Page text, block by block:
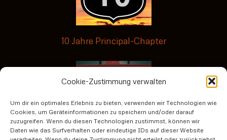
Cookie-Zustimmung verwalten
Um dir ein optimales Erlebnis zu bieten, verwenden wir Technologien wie
Cookies, um Geräteinformationen zu speichern und/oder darauf
zuzugreifen. Wenn du diesen Technologien zustimmst, können wir
Daten wie das Surfverhalten oder eindeutige IDs auf dieser Website
10 Jahre Principal-Chapter